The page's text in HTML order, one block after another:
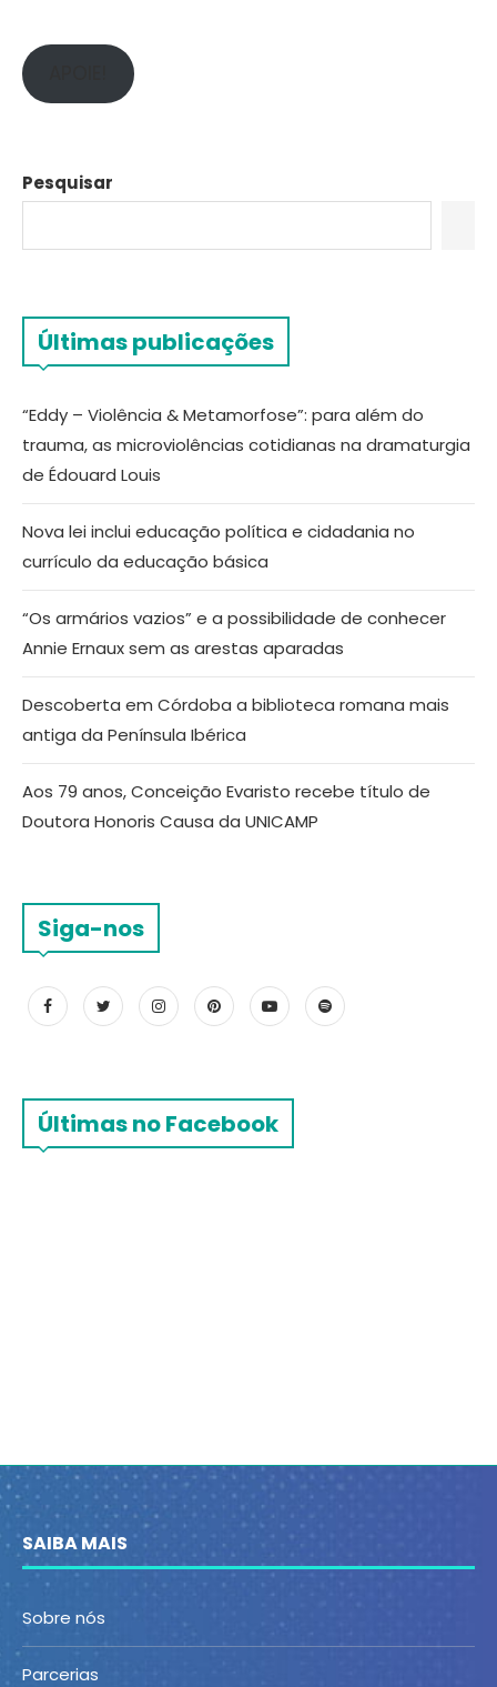
Pesquisar
Últimas publicações
“Eddy – Violência & Metamorfose”: para além do
trauma, as microviolências cotidianas na dramaturgia
de Édouard Louis
Nova lei inclui educação política e cidadania no
currículo da educação básica
“Os armários vazios” e a possibilidade de conhecer
Annie Ernaux sem as arestas aparadas
Descoberta em Córdoba a biblioteca romana mais
antiga da Península Ibérica
Aos 79 anos, Conceição Evaristo recebe título de
Doutora Honoris Causa da UNICAMP
Siga-nos
Últimas no Facebook
SAIBA MAIS
Sobre nós
Parcerias